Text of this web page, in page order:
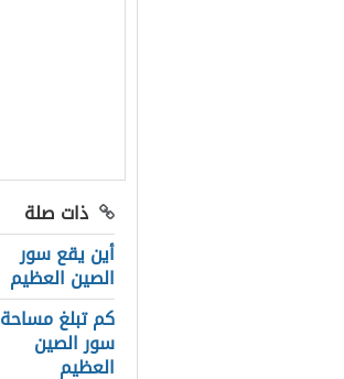
ذات صلة
أين يقع سور
الصين العظيم
كم تبلغ مساحة
سور الصين
العظيم